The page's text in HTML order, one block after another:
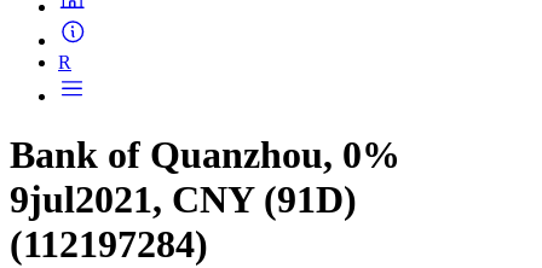
R
Bank of Quanzhou, 0%
9jul2021, CNY (91D)
(112197284)